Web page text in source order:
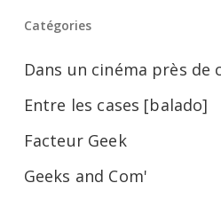
Catégories
Dans un cinéma près de
Entre les cases [balado]
Facteur Geek
Geeks and Com'